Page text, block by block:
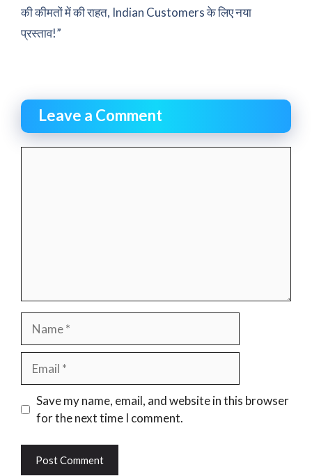
की कीमतों में की राहत, Indian Customers के लिए नया
प्रस्ताव!”
Leave a Comment
Name
Email
Website
Save my name, email, and website in this browser
for the next time I comment.